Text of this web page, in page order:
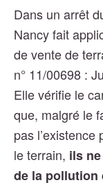
Dans un arrêt
Nancy fait
de vente de
n° 11/00698 :
Elle vérifie le
que, malgré le
pas
le terrain, ils
de la pollution